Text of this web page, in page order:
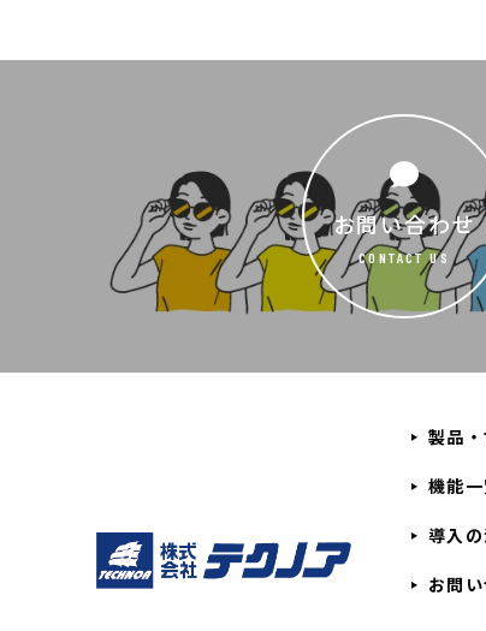
お問い合わせ
CONTACT US
製品
機能
導入
お問